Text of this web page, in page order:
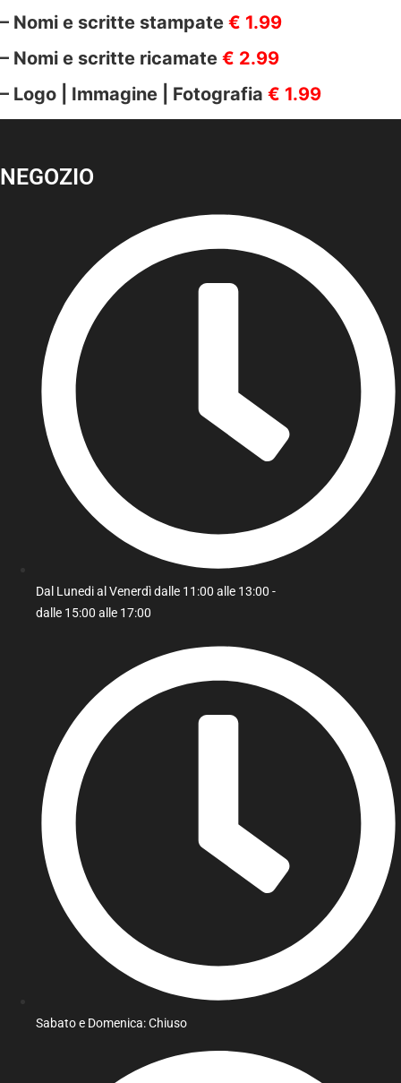
– Nomi e scritte stampate € 1.99
– Nomi e scritte ricamate € 2.99
– Logo | Immagine | Fotografia € 1.99
NEGOZIO
Dal Lunedi al Venerdì dalle 11:00 alle 13:00 -
dalle 15:00 alle 17:00
Sabato e Domenica: Chiuso